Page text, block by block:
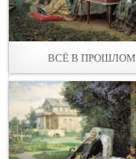
ВСЁ В ПРОШЛОМ